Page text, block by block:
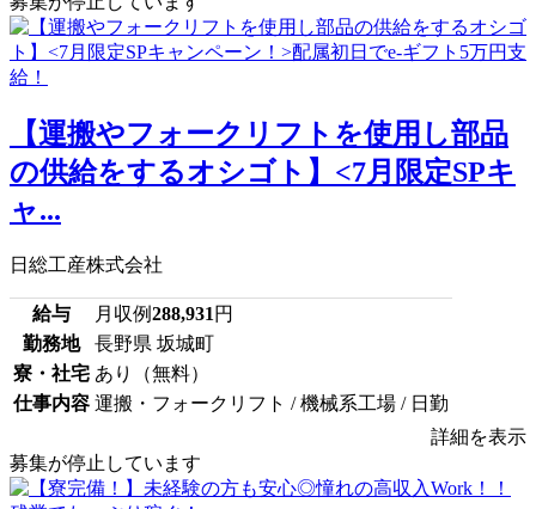
【運搬やフォークリフトを使用し部品
の供給をするオシゴト】<7月限定SPキ
ャ...
日総工産株式会社
給与 月収例288,931 円
勤務地
長野県 坂城町
寮・社宅 あり（無料）
仕事内容 運搬・フォークリフト / 機械系工場 / 日勤
詳細を表示
募集が停止しています